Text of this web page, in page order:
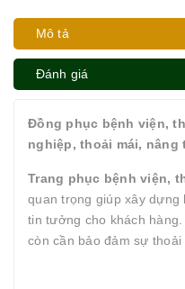
Mô tả
Đánh giá
Đồng phục bệnh viện,
nghiệp, thoải mái, nâng
Trang phục bệnh viện,
quan trọng giúp xây
tin tưởng cho khách
còn cần bảo đảm sự thoải